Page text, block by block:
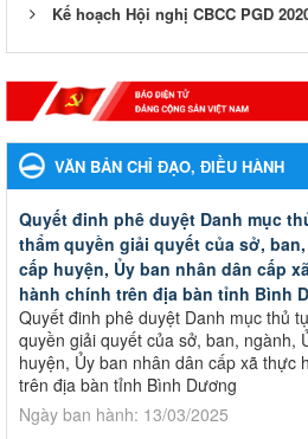
Kế hoạch Hội nghị CBCC PGD
VĂN BẢN CHỈ ĐẠO, ĐIỀU HÀNH
Quyết đinh phê duyệt Danh mục
thẩm quyền giải quyết của sở,
cấp huyện, Ủy ban nhân dân cấp
hành chính trên địa bàn tỉnh Bình
Quyết đinh phê duyệt Danh mục thủ
quyền giải quyết của sở, ban, ngành,
huyện, Ủy ban nhân dân cấp xã thực
trên địa bàn tỉnh Bình Dương
Ngày ban hành: 13/03/2025